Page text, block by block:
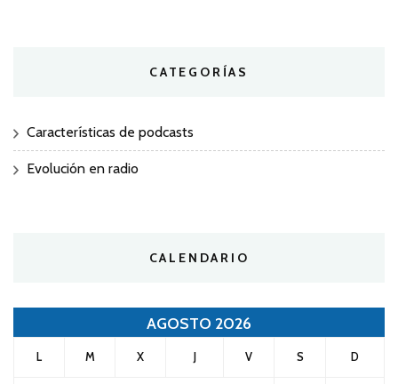
CATEGORÍAS
Características de podcasts
Evolución en radio
CALENDARIO
AGOSTO 2026
L M X J V S D